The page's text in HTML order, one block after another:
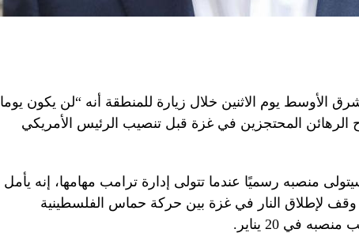
الأوسط يوم الاثنين خلال زيارة للمنطقة أنه “لن يكون يوما
الرهائن المحتجزين في غزة قبل تنصيب الرئيس الأمريكي
منصبه رسميًا عندما تتولى إدارة ترامب مهامها، إنه يأمل
لإطلاق النار في غزة بين حركة حماس الفلسطينية
في 20 يناير.